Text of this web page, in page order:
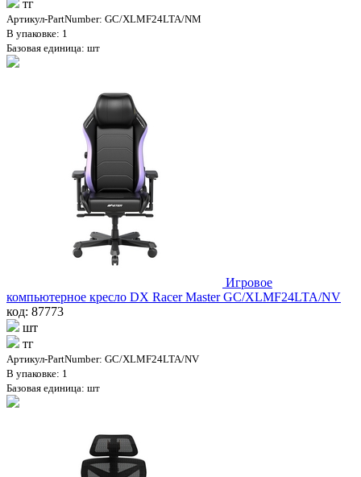
тг
Артикул-PartNumber: GC/XLMF24LTA/NM
В упаковке: 1
Базовая единица: шт
Игровое
компьютерное кресло DX Racer Master GC/XLMF24LTA/NV
код: 87773
шт
тг
Артикул-PartNumber: GC/XLMF24LTA/NV
В упаковке: 1
Базовая единица: шт